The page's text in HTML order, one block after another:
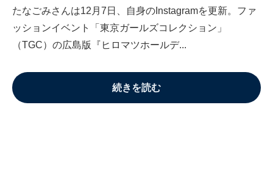
たなごみさんは12月7日、自身のInstagramを更新。ファ
ッションイベント「東京ガールズコレクション」
（TGC）の広島版『ヒロマツホールデ...
続きを読む